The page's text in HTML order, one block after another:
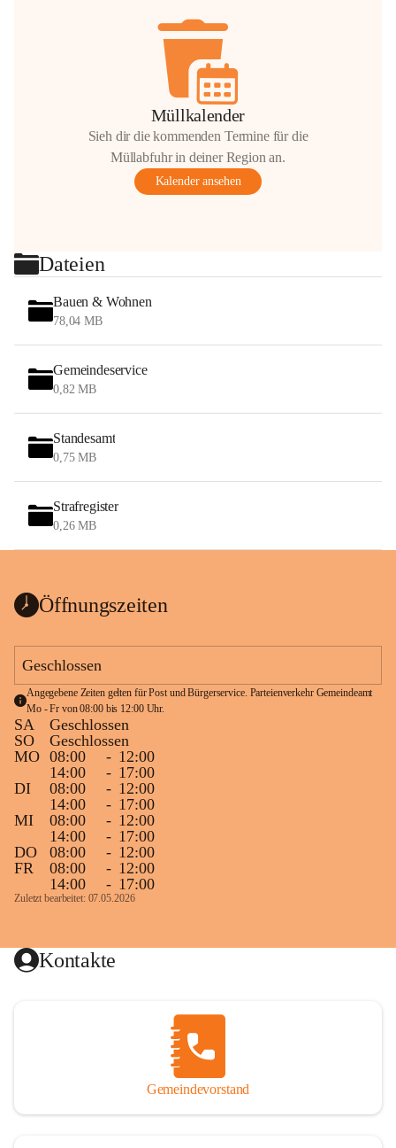
Müllkalender
Sieh dir die kommenden Termine für die
Müllabfuhr in deiner Region an.
Kalender ansehen
Dateien
Bauen & Wohnen
78,04 MB
Gemeindeservice
0,82 MB
Standesamt
0,75 MB
Strafregister
0,26 MB
Öffnungszeiten
Geschlossen
Angegebene Zeiten gelten für Post und Bürgerservice. Parteienverkehr Gemeindeamt
Mo - Fr von 08:00 bis 12:00 Uhr.
SA
Geschlossen
SO
Geschlossen
MO 08:00 - 12:00
14:00
- 17:00
DI
08:00 - 12:00
14:00
- 17:00
MI
08:00 - 12:00
14:00
- 17:00
DO
08:00 - 12:00
FR
08:00 - 12:00
14:00
- 17:00
Zuletzt bearbeitet: 07.05.2026
Kontakte
Gemeindevorstand